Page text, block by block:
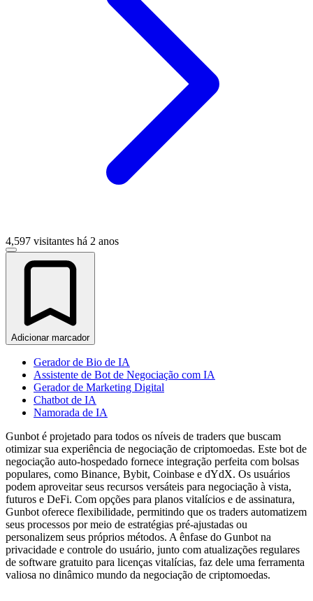
4,597 visitantes há 2 anos
Adicionar marcador
Gerador de Bio de IA
Assistente de Bot de Negociação com IA
Gerador de Marketing Digital
Chatbot de IA
Namorada de IA
Gunbot é projetado para todos os níveis de traders que buscam
otimizar sua experiência de negociação de criptomoedas. Este bot de
negociação auto-hospedado fornece integração perfeita com bolsas
populares, como Binance, Bybit, Coinbase e dYdX. Os usuários
podem aproveitar seus recursos versáteis para negociação à vista,
futuros e DeFi. Com opções para planos vitalícios e de assinatura,
Gunbot oferece flexibilidade, permitindo que os traders automatizem
seus processos por meio de estratégias pré-ajustadas ou
personalizem seus próprios métodos. A ênfase do Gunbot na
privacidade e controle do usuário, junto com atualizações regulares
de software gratuito para licenças vitalícias, faz dele uma ferramenta
valiosa no dinâmico mundo da negociação de criptomoedas.